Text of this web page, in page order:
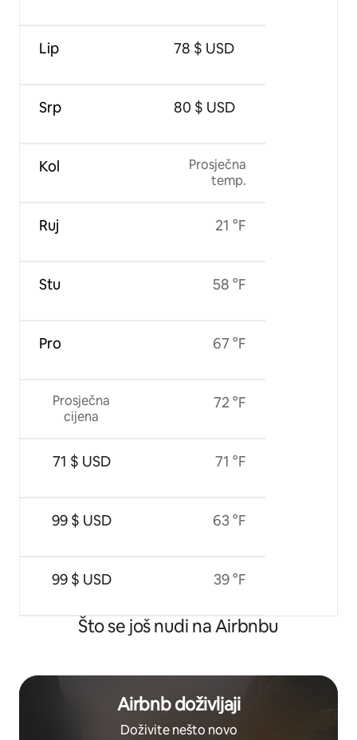
Lip
Srp
Kol
Ruj
Stu
Pro
Prosječna
cijena
71 $ USD
99 $ USD
99 $ USD
78 $ USD
80 $ USD
Prosječna
temp.
21 °F
58 °F
67 °F
72 °F
71 °F
63 °F
39 °F
Što se još nudi na Airbnbu
Airbnb doživljaji
Doživite nešto novo